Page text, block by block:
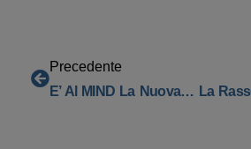
Precedente
E’ Al MIND La Nuova Sede Di Confidi Systema!